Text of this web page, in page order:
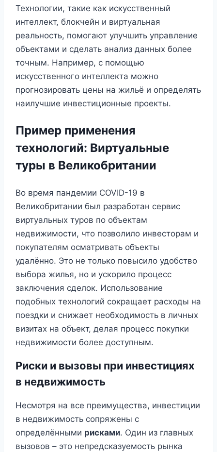
Технологии, такие как искусственный
интеллект, блокчейн и виртуальная
реальность, помогают улучшить управление
объектами и сделать анализ данных более
точным. Например, с помощью
искусственного интеллекта можно
прогнозировать цены на жильё и определять
наилучшие инвестиционные проекты.
Пример применения
технологий: Виртуальные
туры в Великобритании
Во время пандемии COVID-19 в
Великобритании был разработан сервис
виртуальных туров по объектам
недвижимости, что позволило инвесторам и
покупателям осматривать объекты
удалённо. Это не только повысило удобство
выбора жилья, но и ускорило процесс
заключения сделок. Использование
подобных технологий сокращает расходы на
поездки и снижает необходимость в личных
визитах на объект, делая процесс покупки
недвижимости более доступным.
Риски и вызовы при инвестициях
в недвижимость
Несмотря на все преимущества, инвестиции
в недвижимость сопряжены с
определёнными рисками. Один из главных
вызовов – это непредсказуемость рынка